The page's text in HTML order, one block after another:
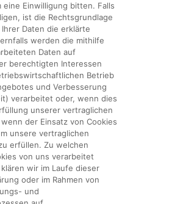
Einwilligung bitten. Falls
ist die Rechtsgrundlage
Daten die erklärte
werden die mithilfe
Daten auf
berechtigten Interessen
Betrieb
und Verbesserung
verarbeitet oder, wenn dies
unserer vertraglichen
der Einsatz von Cookies
unsere vertraglichen
erfüllen. Zu welchen
von uns verarbeitet
wir im Laufe dieser
oder im Rahmen von
und